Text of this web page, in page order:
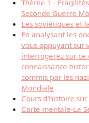
Thème 1 -
Seconde Guerre
Les soviétiques et
En analysant les
vous appuyant sur
interrogerez sur ce
connaissance
commis par les
Mondiale
Cours d'histoire
Carte mentale-La